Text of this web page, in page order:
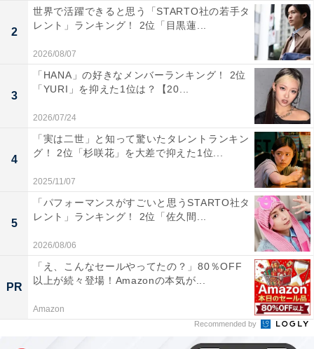
1位：聖籠町／72票
1位は「聖籠（せいろう）町」でした。新潟県下越地方
に位置し、果樹栽培や大規模な港湾・工業団地を有する
活気ある町です。「籠」を「ろう」と読む難読漢字が使
われており、知名度は高いものの読み方に自信が持てな
いという意見が目立ちました。
回答者からは「まったく読めません」（40代女性／大阪
府）、「馴染みがない漢字で読めなかった」（20代女性
2
世界で活躍できると思う「STARTO社の若手タ
レント」ランキング！ 2位「目黒蓮...
2026/08/07
3
「HANA」の好きなメンバーランキング！ 2位
「YURI」を抑えた1位は？【20...
2026/07/24
4
「実は二世」と知って驚いたタレントランキン
グ！ 2位「杉咲花」を大差で抑えた1位...
2025/11/07
5
「パフォーマンスがすごいと思うSTARTO社タ
レント」ランキング！ 2位「佐久間...
2026/08/06
PR
「え、こんなセールやってたの？」80％OFF
以上が続々登場！Amazonの本気が...
Amazon
Recommended by